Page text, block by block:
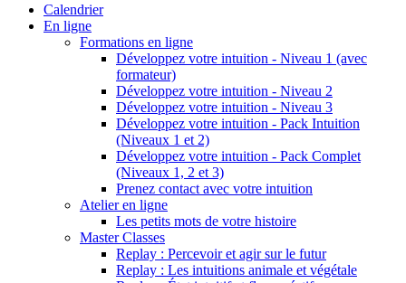
Calendrier
En ligne
Formations en ligne
Développez votre intuition - Niveau 1 (avec
formateur)
Développez votre intuition - Niveau 2
Développez votre intuition - Niveau 3
Développez votre intuition - Pack Intuition
(Niveaux 1 et 2)
Développez votre intuition - Pack Complet
(Niveaux 1, 2 et 3)
Prenez contact avec votre intuition
Atelier en ligne
Les petits mots de votre histoire
Master Classes
Replay : Percevoir et agir sur le futur
Replay : Les intuitions animale et végétale